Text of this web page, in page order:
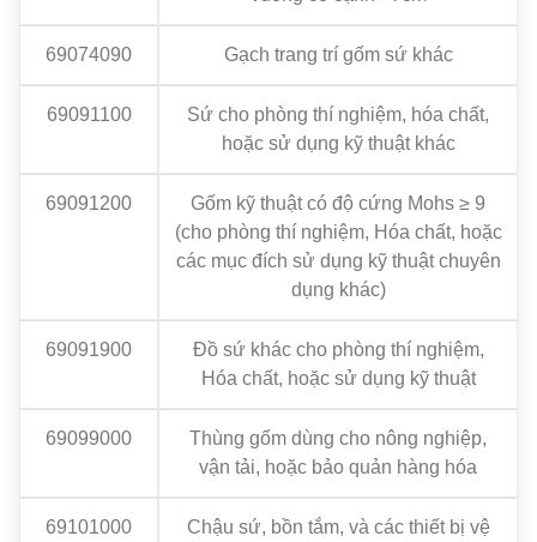
69074090 Gạch trang trí gốm sứ khác
69091100
Sứ cho phòng thí nghiệm, hóa chất,
hoặc sử dụng kỹ thuật khác
69091200
Gốm kỹ thuật có độ cứng Mohs ≥ 9
(cho phòng thí nghiệm, Hóa chất, hoặc
các mục đích sử dụng kỹ thuật chuyên
dụng khác)
69091900
Đồ sứ khác cho phòng thí nghiệm,
Hóa chất, hoặc sử dụng kỹ thuật
69099000
Thùng gốm dùng cho nông nghiệp,
vận tải, hoặc bảo quản hàng hóa
69101000
Chậu sứ, bồn tắm, và các thiết bị vệ